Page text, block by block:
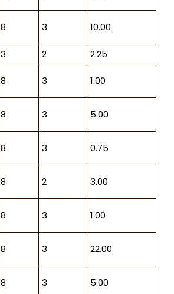
8 3 10.00
3 2 2.25
8 3 1.00
8 3 5.00
8 3 0.75
8 2 3.00
8 3 1.00
8 3 22.00
8 3 5.00